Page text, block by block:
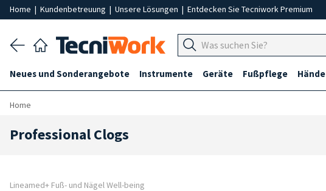
Home | Kundenbetreuung | Unsere Lösungen | Entdecken Sie Tecniwork Premium
Neues und Sonderangebote Instrumente Geräte Fußpflege Hände
Home
Professional Clogs
Lineamed+ Fuß- und Nägel Well-being